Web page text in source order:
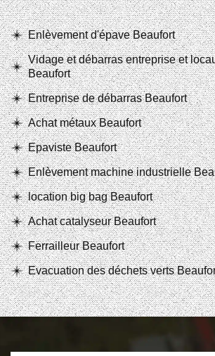
Enlèvement d'épave Beaufort
Vidage et débarras entreprise et
Beaufort
Entreprise de débarras Beaufort
Achat métaux Beaufort
Epaviste Beaufort
Enlèvement machine industrielle
location big bag Beaufort
Achat catalyseur Beaufort
Ferrailleur Beaufort
Evacuation des déchets verts